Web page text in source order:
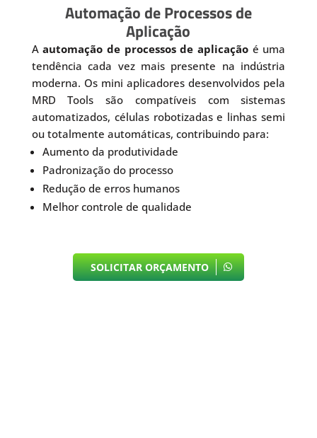
Automação de Processos de
Aplicação
Aautomação de processos de aplicaçãoé uma
tendência cada vez mais presente na indústria
moderna. Os mini aplicadores desenvolvidos pela
MRD Tools são compatíveis com sistemas
automatizados, células robotizadas e linhas semi
ou totalmente automáticas, contribuindo para:
Aumento da produtividade
Padronização do processo
Redução de erros humanos
Melhor controle de qualidade
SOLICITAR ORÇAMENTO